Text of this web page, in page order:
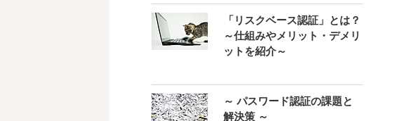
「リスクベース認証」とは？
～仕組みやメリット・デメリ
ットを紹介～
～ パスワード認証の課題と
解決策 ～